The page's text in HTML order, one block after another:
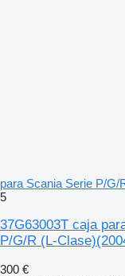
para Scania Serie P/
5
37G63003T caja
P/G/R (L-
300 €